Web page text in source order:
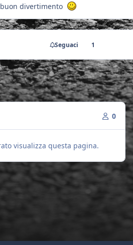
divertimento
Seguaci 1
0
visualizza questa pagina.